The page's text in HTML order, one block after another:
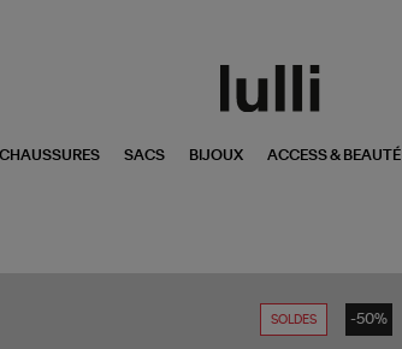
CHAUSSURES SACS BIJOUX ACCESS & BEAUTÉ
SOLDES -50%